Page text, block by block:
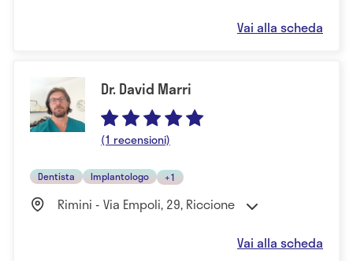
Vai alla scheda
Dr. David Marri
(1 recensioni)
Dentista Implantologo +1
Rimini - Via Empoli, 29, Riccione
Vai alla scheda